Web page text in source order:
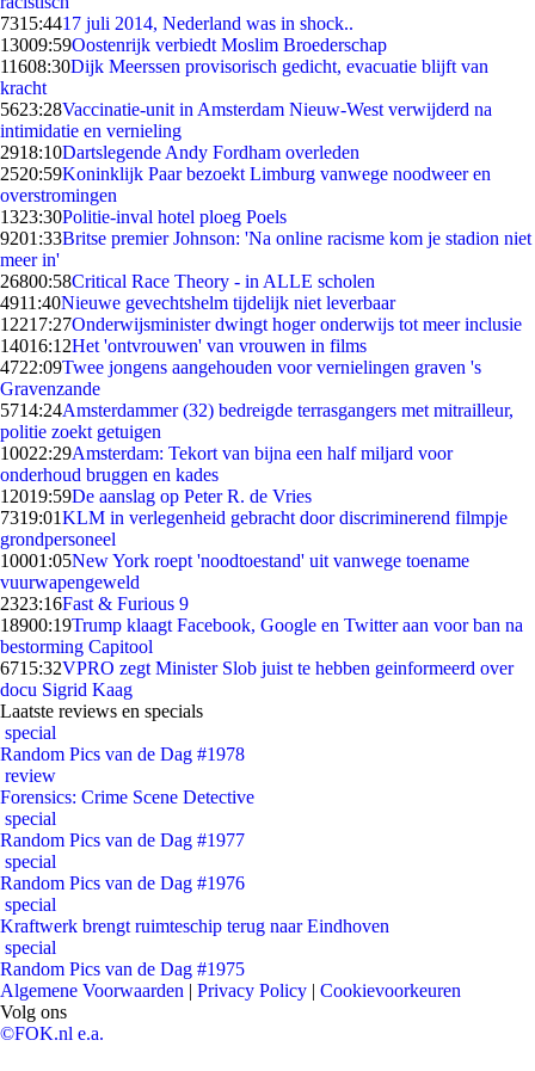
7315:4417 juli 2014, Nederland was in shock..
13009:59Oostenrijk verbiedt Moslim Broederschap
11608:30Dijk Meerssen provisorisch gedicht, evacuatie blijft van
kracht
5623:28Vaccinatie-unit in Amsterdam Nieuw-West verwijderd na
intimidatie en vernieling
2918:10Dartslegende Andy Fordham overleden
2520:59Koninklijk Paar bezoekt Limburg vanwege noodweer en
overstromingen
1323:30Politie-inval hotel ploeg Poels
9201:33Britse premier Johnson: 'Na online racisme kom je stadion niet
meer in'
26800:58Critical Race Theory - in ALLE scholen
4911:40Nieuwe gevechtshelm tijdelijk niet leverbaar
12217:27Onderwijsminister dwingt hoger onderwijs tot meer inclusie
14016:12Het 'ontvrouwen' van vrouwen in films
4722:09Twee jongens aangehouden voor vernielingen graven 's
Gravenzande
5714:24Amsterdammer (32) bedreigde terrasgangers met mitrailleur,
politie zoekt getuigen
10022:29Amsterdam: Tekort van bijna een half miljard voor
onderhoud bruggen en kades
12019:59De aanslag op Peter R. de Vries
7319:01KLM in verlegenheid gebracht door discriminerend filmpje
grondpersoneel
10001:05New York roept 'noodtoestand' uit vanwege toename
vuurwapengeweld
2323:16Fast & Furious 9
18900:19Trump klaagt Facebook, Google en Twitter aan voor ban na
bestorming Capitool
6715:32VPRO zegt Minister Slob juist te hebben geinformeerd over
docu Sigrid Kaag
Laatste reviews en specials
special
Random Pics van de Dag #1978
review
Forensics: Crime Scene Detective
special
Random Pics van de Dag #1977
special
Random Pics van de Dag #1976
special
Kraftwerk brengt ruimteschip terug naar Eindhoven
special
Random Pics van de Dag #1975
Algemene Voorwaarden | Privacy Policy | Cookievoorkeuren
Volg ons
©FOK.nl e.a.